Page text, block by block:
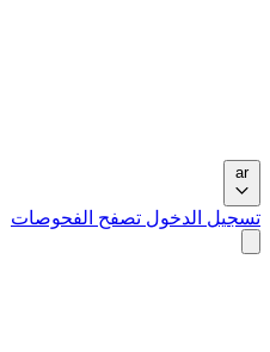
ar
تسجيل الدخول تصفح الفحوصات